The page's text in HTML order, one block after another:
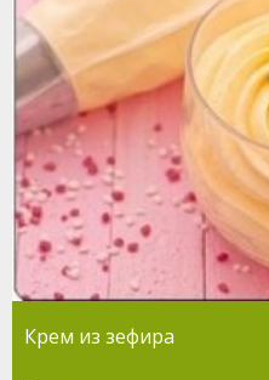
Крем из зефира